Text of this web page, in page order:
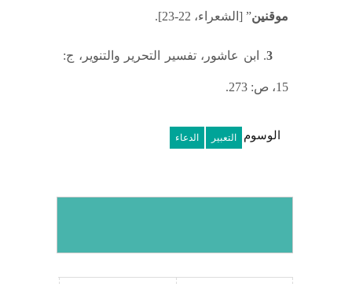
موقنين” [الشعراء، 22-23].
3. ابن عاشور، تفسير التحرير والتنوير، ج:
15، ص: 273.
الوسوم التعبير الدعاء